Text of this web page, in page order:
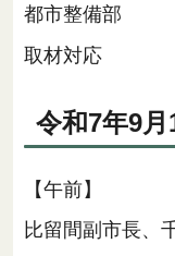
都市整備部
取材対応
令和7年9月
【午前】
比留間副市長、